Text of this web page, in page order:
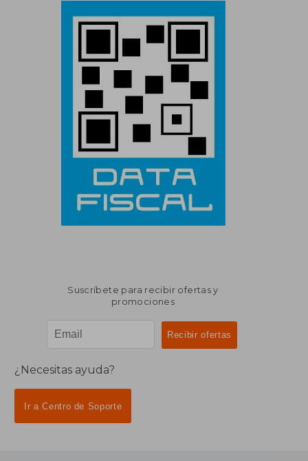
Suscríbete para recibir ofertas y
promociones
¿Necesitas ayuda?
Ir a Centro de Soporte